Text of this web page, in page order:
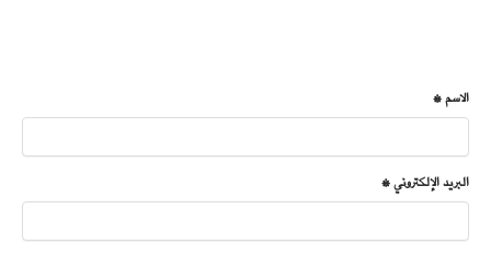
الاسم *
البريد الإلكتروني *